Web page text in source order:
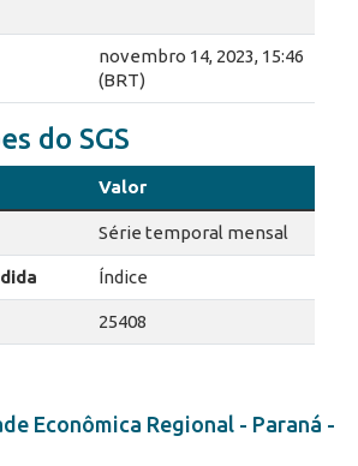
Econômica Regional - Paraná -
novembro 14, 2023, 15:46
(BRT)
do SGS
Valor
Série temporal mensal
Índice
25408